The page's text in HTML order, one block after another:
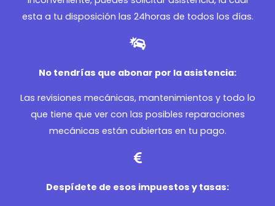
esta a tu disposición las 24horas de todos los días.
No tendrías que abonar por la asistencia:
Las revisiones mecánicas, mantenimientos y todo lo
que tiene que ver con las posibles reparaciones
mecánicas están cubiertas en tu pago.
Despídete de esos impuestos y tasas: